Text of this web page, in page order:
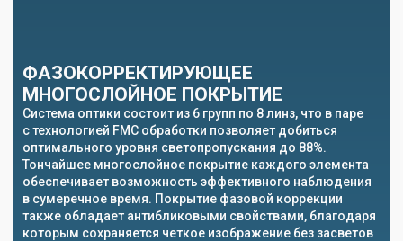
ФАЗОКОРРЕКТИРУЮЩЕЕ
МНОГОСЛОЙНОЕ ПОКРЫТИЕ
Система оптики состоит из 6 групп по 8 линз, что в паре
с технологией FMC обработки позволяет добиться
оптимального уровня светопропускания до 88%.
Тончайшее многослойное покрытие каждого элемента
обеспечивает возможность эффективного наблюдения
в сумеречное время. Покрытие фазовой коррекции
также обладает антибликовыми свойствами, благодаря
которым сохраняется четкое изображение без засветов